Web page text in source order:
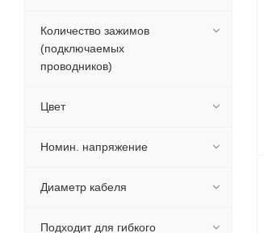
Количество зажимов
(подключаемых
проводников)
Цвет
Номин. напряжение
Диаметр кабеля
Подходит для гибкого